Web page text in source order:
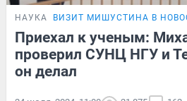
НАУКА ВИЗИТ МИШУСТИНА В
Приехал к ученым:
проверил СУНЦ НГУ и
он делал